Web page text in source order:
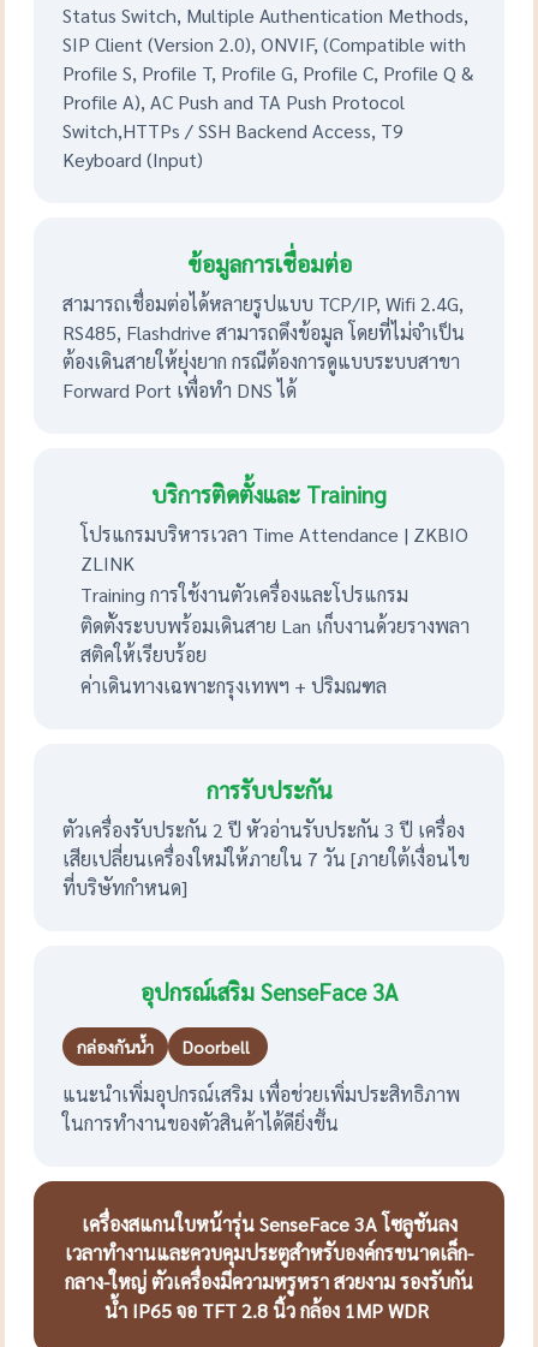
Status Switch, Multiple Authentication Methods,
SIP Client (Version 2.0), ONVIF, (Compatible with
Profile S, Profile T, Profile G, Profile C, Profile Q &
Profile A), AC Push and TA Push Protocol
Switch,HTTPs / SSH Backend Access, T9
Keyboard (Input)
ข้อมูลการเชื่อมต่อ
สามารถเชื่อมต่อได้หลายรูปแบบ TCP/IP, Wifi 2.4G,
RS485, Flashdrive สามารถดึงข้อมูล โดยที่ไม่จำเป็น
ต้องเดินสายให้ยุ่งยาก กรณีต้องการดูแบบระบบสาขา
Forward Port เพื่อทำ DNS ได้
บริการติดตั้งและ Training
โปรแกรมบริหารเวลา Time Attendance | ZKBIO
ZLINK
Training การใช้งานตัวเครื่องและโปรแกรม
ติดตั้งระบบพร้อมเดินสาย Lan เก็บงานด้วยรางพลา
สติคให้เรียบร้อย
ค่าเดินทางเฉพาะกรุงเทพฯ + ปริมณฑล
การรับประกัน
ตัวเครื่องรับประกัน 2 ปี หัวอ่านรับประกัน 3 ปี เครื่อง
เสียเปลี่ยนเครื่องใหม่ให้ภายใน 7 วัน [ภายใต้เงื่อนไข
ที่บริษัทกำหนด]
อุปกรณ์เสริม SenseFace 3A
กล่องกันน้ำ Doorbell
แนะนำเพิ่มอุปกรณ์เสริม เพื่อช่วยเพิ่มประสิทธิภาพ
ในการทำงานของตัวสินค้าได้ดียิ่งขึ้น
เครื่องสแกนใบหน้ารุ่น SenseFace 3A โซลูชันลง
เวลาทำงานและควบคุมประตูสำหรับองค์กรขนาดเล็ก-
กลาง-ใหญ่ ตัวเครื่องมีความหรูหรา สวยงาม รองรับกัน
น้ำ IP65 จอ TFT 2.8 นิ้ว กล้อง 1MP WDR